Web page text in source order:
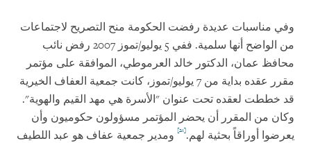
وفي مناسبات عديدة رفضت الحكومة منح التصريح لاجتماعات
من الواضح أنها سلمية. ففي 5 يوليو/تموز 2007 رفض نائب
محافظ عمان، الدكتور خالد العرموطي، الموافقة على مؤتمر
مقرر عقده بداية من 7 يوليو/تموز، كانت جمعية العفاف الخيرية
قد خططت لعقده تحت عنوان "الأسرة هي مهد القيم والهوية".
وكان من المقرر أن يحضر المؤتمر مسؤولون حكوميون وأن
يعرضوا أوراقاً بحثية لهم.[21]
ومدير جمعية عفاف هو عبد اللطيف